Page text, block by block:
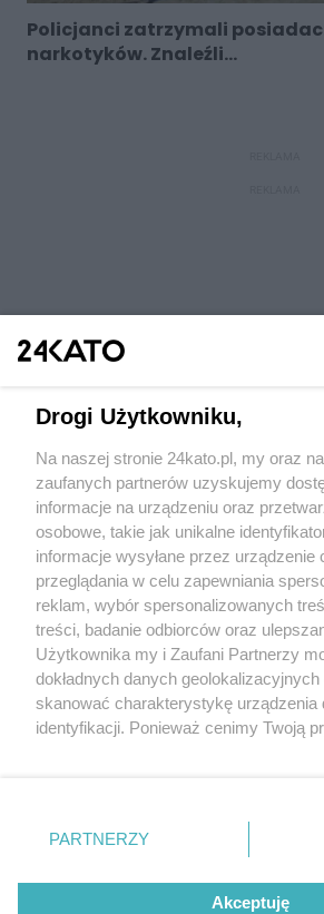
Policjanci zatrzymali
narkotyków. Znaleźli...
Wydawca mediów lokalnych
Nie zapomnij
zapoznać się z:
polityką prywatności regulamin
Twojemiasto
Piekary Śląskie
Chorzów
Tarnowskie Góry
Gliwice
Kontakt
Wydawca
Redakcja
Drogi Użytkowniku,
Na naszej stronie 24kato.pl, my oraz
zaufanych partnerów uzyskujemy
informacje na urządzeniu oraz
osobowe, takie jak unikalne
informacje wysyłane przez urządzenie
przeglądania w celu zapewniania
reklam, wybór spersonalizowanych
treści, badanie odbiorców oraz
Użytkownika my i Zaufani Partnerzy
dokładnych danych
skanować charakterystykę urządzenia
identyfikacji. Ponieważ cenimy Twoją
prywatności znajdujący się w lewym
. Niektóre rodzaje przetwarzania
zgody użytkownika, ale masz prawo
takiemu przetwarzaniu. Preferencje
PARTNERZY
Akceptuję